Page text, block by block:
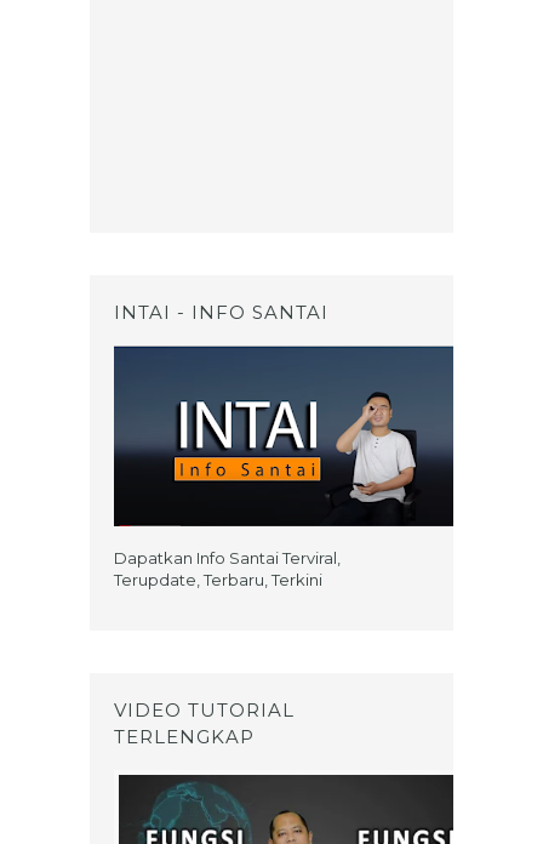
INTAI - INFO SANTAI
Dapatkan Info Santai Terviral,
Terupdate, Terbaru, Terkini
VIDEO TUTORIAL
TERLENGKAP